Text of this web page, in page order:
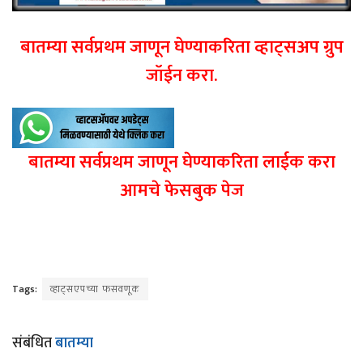
बातम्या सर्वप्रथम जाणून घेण्याकरिता व्हाट्सअप ग्रुप
जॉईन करा.
बातम्या सर्वप्रथम जाणून घेण्याकरिता लाईक करा
आमचे फेसबुक पेज
Tags: व्हाट्सएपच्या फसवणूक
संबंधितबातम्या